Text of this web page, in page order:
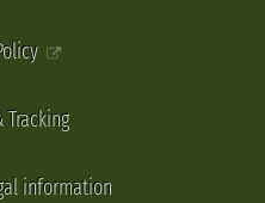
Tracking
information